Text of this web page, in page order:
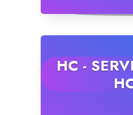
Aplicatii Mobil
HC -